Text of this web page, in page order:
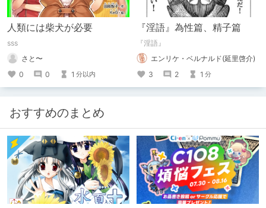
人類には柴犬が必要
sss
さと〜
0
0 1 分以内
『淫語』為性篇、精子篇
『淫語』
エンリケ・ベルナルド(延里啓介)
3
2 1 分
おすすめのまとめ